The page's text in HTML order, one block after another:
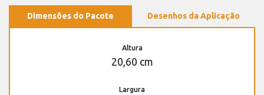
Dimensões do Pacote Desenhos da Aplicação
Altura
20,60 cm
Largura